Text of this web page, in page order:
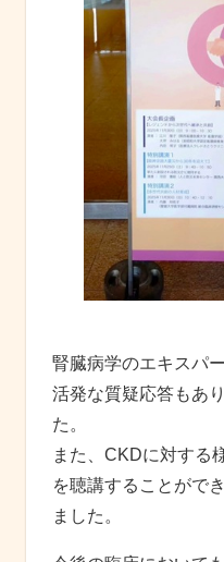
腎臓病学のエキスパ
活発な質疑応答もあ
た。
また、CKDに対する
を聴講することがで
ました。